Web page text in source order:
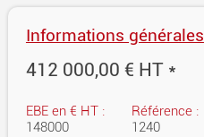
Informations générales
412 000,00 € HT *
EBE en € HT :
148000
Référence :
1240